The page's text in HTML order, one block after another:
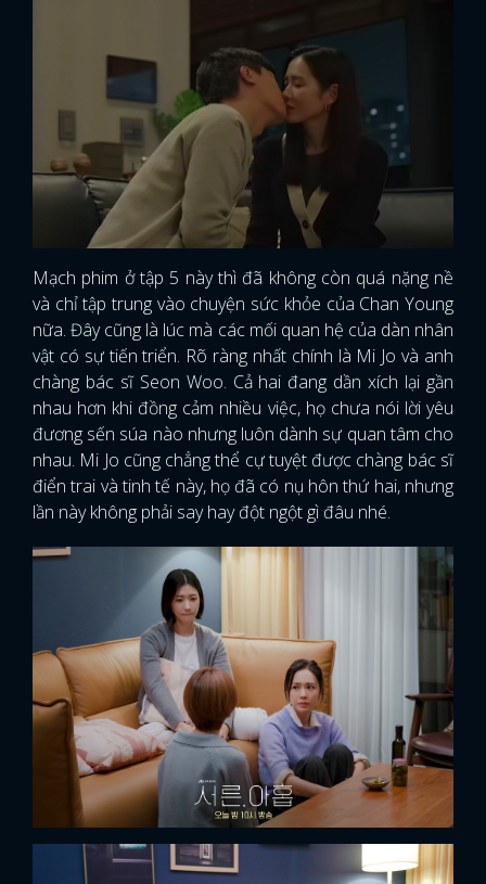
Mạch phim ở tập 5 này thì đã không còn quá nặng nề
và chỉ tập trung vào chuyện sức khỏe của Chan Young
nữa. Đây cũng là lúc mà các mối quan hệ của dàn nhân
vật có sự tiến triển. Rõ ràng nhất chính là Mi Jo và anh
chàng bác sĩ Seon Woo. Cả hai đang dần xích lại gần
nhau hơn khi đồng cảm nhiều việc, họ chưa nói lời yêu
đương sến súa nào nhưng luôn dành sự quan tâm cho
nhau. Mi Jo cũng chẳng thể cự tuyệt được chàng bác sĩ
điển trai và tinh tế này, họ đã có nụ hôn thứ hai, nhưng
lần này không phải say hay đột ngột gì đâu nhé.